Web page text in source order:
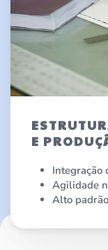
E
Integração
Agilidade
Alto